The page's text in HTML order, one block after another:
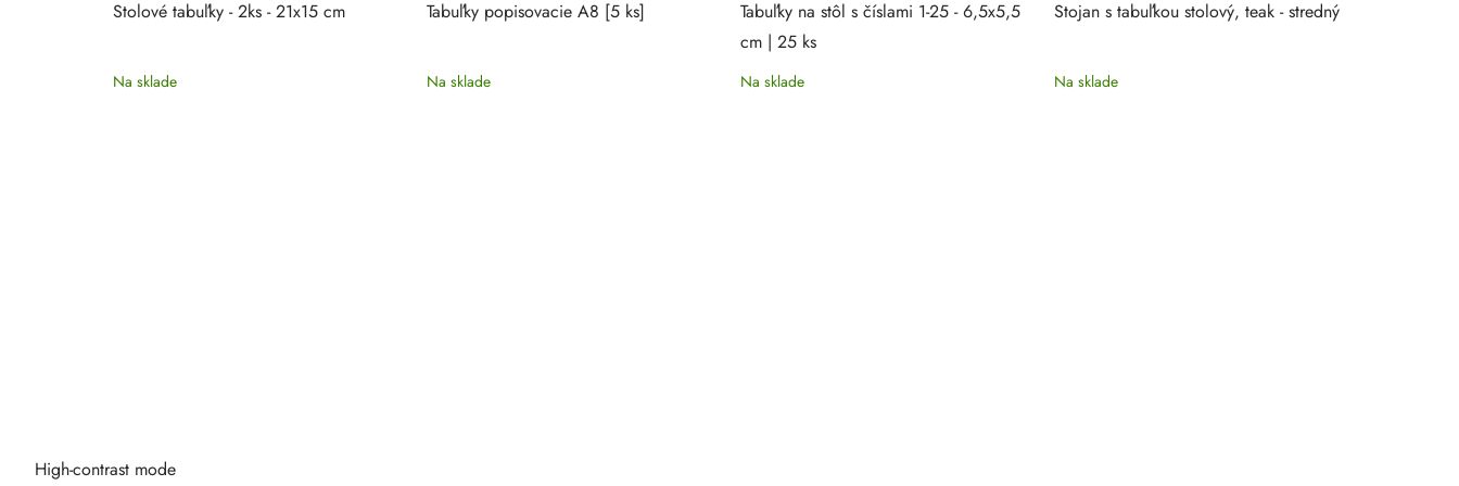
Stolové tabuľky - 2ks - 21x15 cm
Na sklade
Tabuľky popisovacie A8 [5 ks]
Na sklade
Tabuľky na stôl s číslami 1-25 - 6,5x5,5
cm | 25 ks
Na sklade
Stojan s tabuľkou stolový, teak - stredný
Na sklade
High-contrast mode